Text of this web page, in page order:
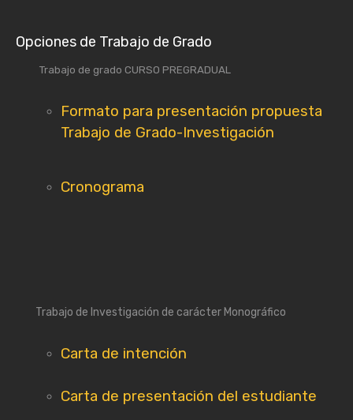
Opciones de Trabajo de Grado
Trabajo de grado CURSO PREGRADUAL
Formato para presentación propuesta
Trabajo de Grado-Investigación
Cronograma
Trabajo de Investigación de carácter Monográfico
Carta de intención
Carta de presentación del estudiante